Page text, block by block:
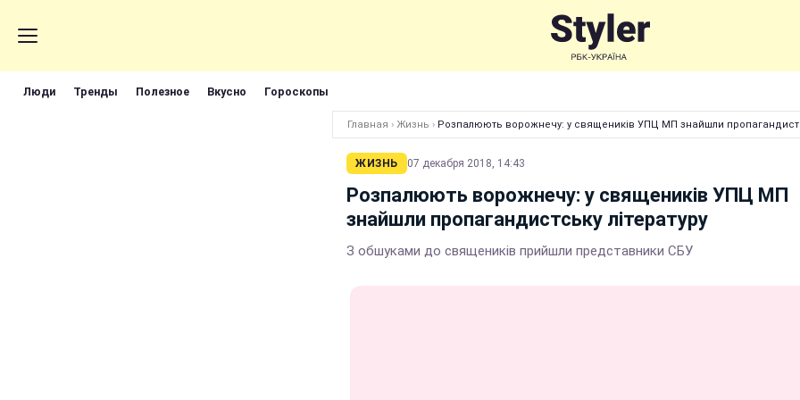
Люди Тренды Полезное Вкусно Гороскопы
Главная › Жизнь › Розпалюють ворожнечу: у священиків УПЦ МП знайшли
ЖИЗНЬ 07 декабря 2018, 14:43
Розпалюють ворожнечу: у священиків УПЦ МП
знайшли пропагандистську літературу
З обшуками до священиків прийшли представники СБУ